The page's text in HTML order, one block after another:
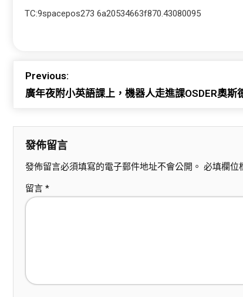
TC:9spacepos273 6a20534663f870.43080095
Previous:
廣年夜附小英語課上，機器人走進課OSDER奧
發佈留言
發佈留言必須填寫的電子郵件地址不會公開。 必填欄位
留言 *